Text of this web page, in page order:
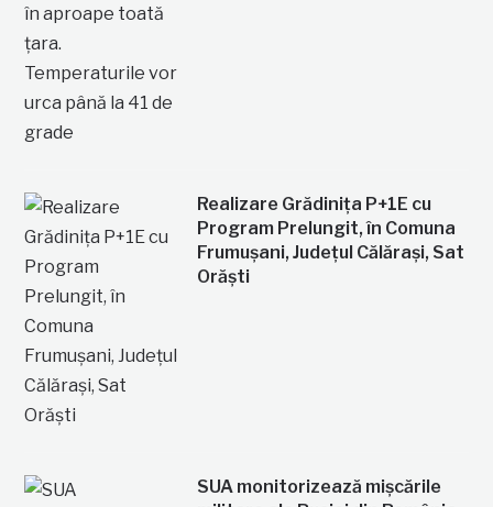
Realizare Grădinița P+1E cu
Program Prelungit, în Comuna
Frumușani, Județul Călărași, Sat
Orăști
SUA monitorizează mișcările